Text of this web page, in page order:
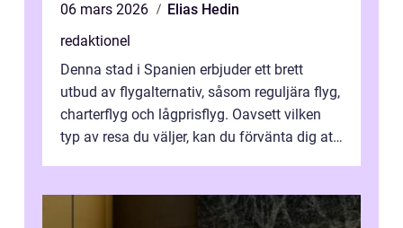
06 mars 2026
Elias Hedin
redaktionel
Denna stad i Spanien erbjuder ett brett
utbud av flygalternativ, såsom reguljära flyg,
charterflyg och lågprisflyg. Oavsett vilken
typ av resa du väljer, kan du förvänta dig att